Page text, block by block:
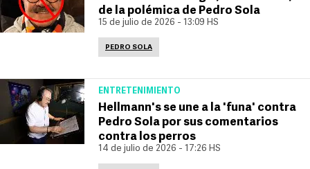
de la polémica de Pedro Sola
15 de julio de 2026 - 13:09 HS
PEDRO SOLA
ENTRETENIMIENTO
Hellmann's se une a la 'funa' contra
Pedro Sola por sus comentarios
contra los perros
14 de julio de 2026 - 17:26 HS